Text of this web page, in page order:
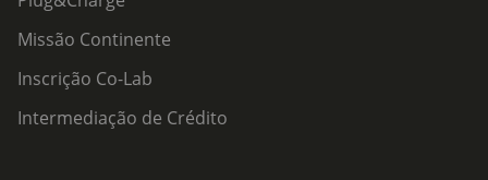
Missão Continente
Inscrição Co-Lab
Intermediação de Crédito